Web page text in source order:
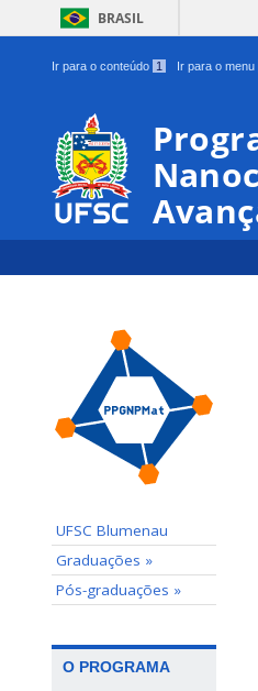
BRASIL
Ir para o conteúdo 1 Ir para o menu
UFSC Blumenau
Graduações »
Pós-graduações »
O PROGRAMA